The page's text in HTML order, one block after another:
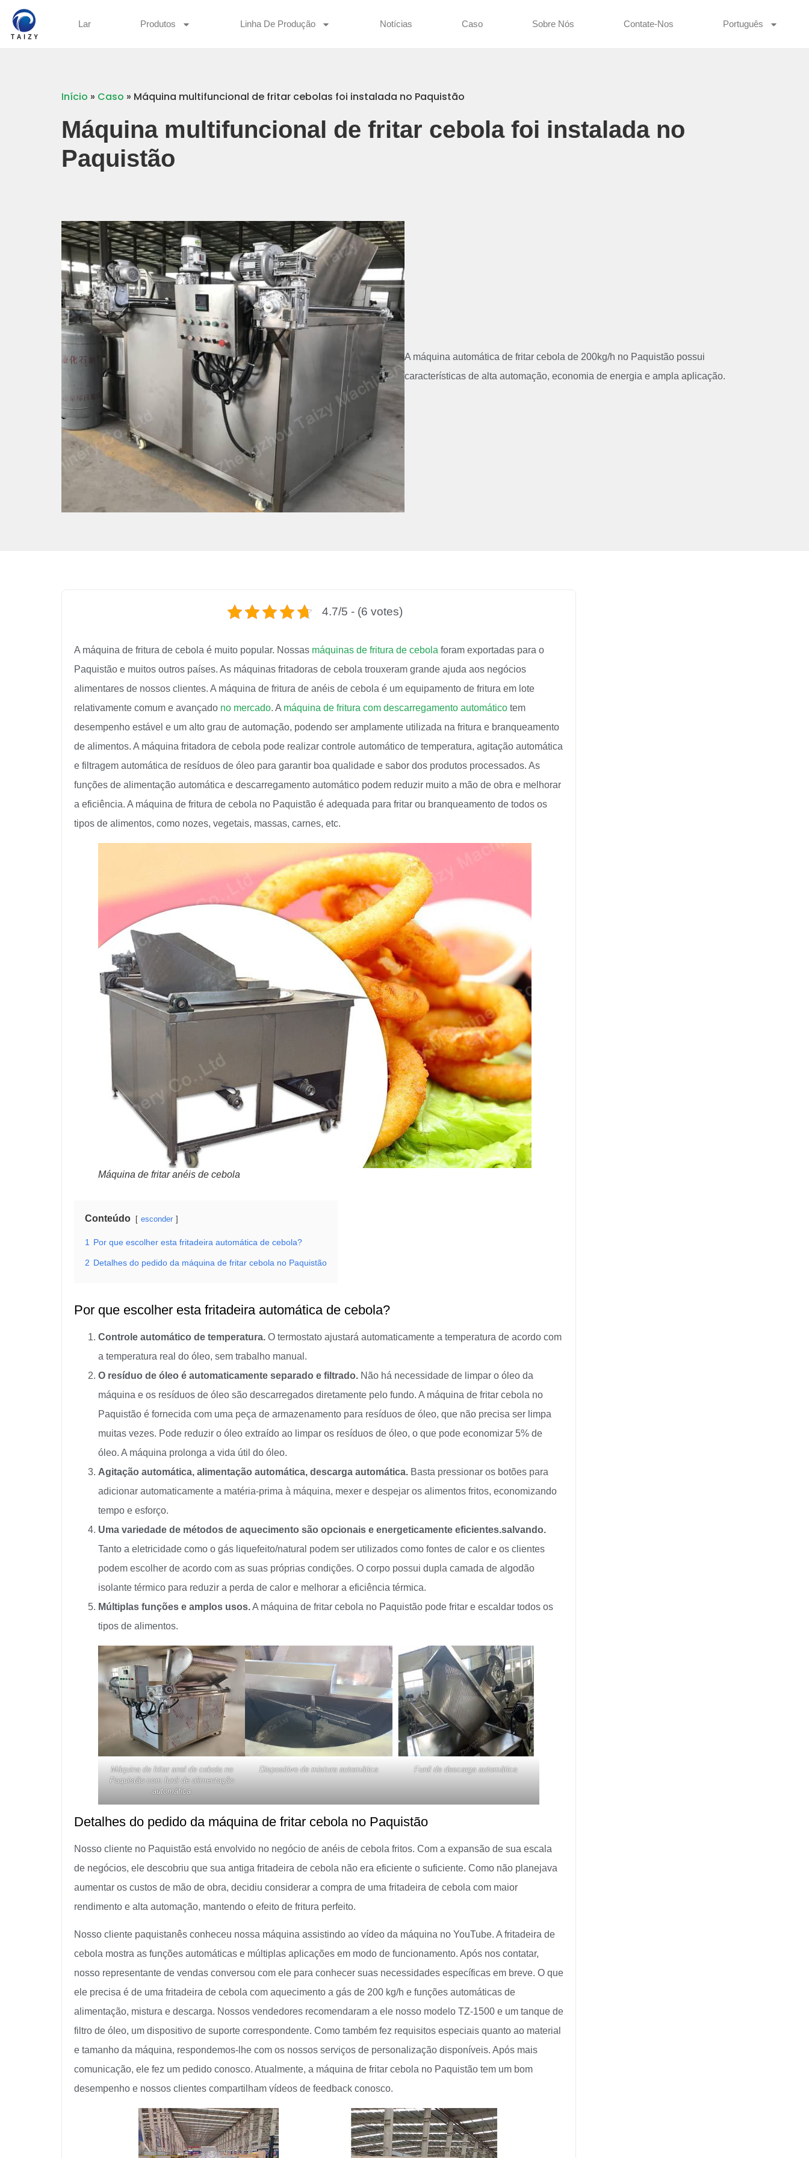
Lar Produtos Linha De Produção Notícias Caso Sobre Nós Contate-Nos Português
Início » Caso » Máquina multifuncional de fritar cebolas foi instalada no Paquistão
Máquina multifuncional de fritar cebola foi instalada no
Paquistão
A máquina automática de fritar cebola de 200kg/h no Paquistão possui
características de alta automação, economia de energia e ampla aplicação.
4.7/5 - (6 votes)
A máquina de fritura de cebola é muito popular. Nossas máquinas de fritura de cebola foram exportadas para o
Paquistão e muitos outros países. As máquinas fritadoras de cebola trouxeram grande ajuda aos negócios
alimentares de nossos clientes. A máquina de fritura de anéis de cebola é um equipamento de fritura em lote
relativamente comum e avançado no mercado. A máquina de fritura com descarregamento automático tem
desempenho estável e um alto grau de automação, podendo ser amplamente utilizada na fritura e branqueamento
de alimentos. A máquina fritadora de cebola pode realizar controle automático de temperatura, agitação automática
e filtragem automática de resíduos de óleo para garantir boa qualidade e sabor dos produtos processados. As
funções de alimentação automática e descarregamento automático podem reduzir muito a mão de obra e melhorar
a eficiência. A máquina de fritura de cebola no Paquistão é adequada para fritar ou branqueamento de todos os
tipos de alimentos, como nozes, vegetais, massas, carnes, etc.
Máquina de fritar anéis de cebola
Conteúdo esconder
1 Por que escolher esta fritadeira automática de cebola?
2 Detalhes do pedido da máquina de fritar cebola no Paquistão
Por que escolher esta fritadeira automática de cebola?
Controle automático de temperatura. O termostato ajustará automaticamente a temperatura de acordo com
a temperatura real do óleo, sem trabalho manual.
O resíduo de óleo é automaticamente separado e filtrado. Não há necessidade de limpar o óleo da
máquina e os resíduos de óleo são descarregados diretamente pelo fundo. A máquina de fritar cebola no
Paquistão é fornecida com uma peça de armazenamento para resíduos de óleo, que não precisa ser limpa
muitas vezes. Pode reduzir o óleo extraído ao limpar os resíduos de óleo, o que pode economizar 5% de
óleo. A máquina prolonga a vida útil do óleo.
Agitação automática, alimentação automática, descarga automática. Basta pressionar os botões para
adicionar automaticamente a matéria-prima à máquina, mexer e despejar os alimentos fritos, economizando
tempo e esforço.
Uma variedade de métodos de aquecimento são opcionais e energeticamente eficientes.salvando.
Tanto a eletricidade como o gás liquefeito/natural podem ser utilizados como fontes de calor e os clientes
podem escolher de acordo com as suas próprias condições. O corpo possui dupla camada de algodão
isolante térmico para reduzir a perda de calor e melhorar a eficiência térmica.
Múltiplas funções e amplos usos.A máquina de fritar cebola no Paquistão pode fritar e escaldar todos os
tipos de alimentos.
Máquina de fritar anel de cebola no
Paquistão com funil de alimentação
automática
Dispositivo de mistura automática Funil de descarga automática
Detalhes do pedido da máquina de fritar cebola no Paquistão
Nosso cliente no Paquistão está envolvido no negócio de anéis de cebola fritos. Com a expansão de sua escala
de negócios, ele descobriu que sua antiga fritadeira de cebola não era eficiente o suficiente. Como não planejava
aumentar os custos de mão de obra, decidiu considerar a compra de uma fritadeira de cebola com maior
rendimento e alta automação, mantendo o efeito de fritura perfeito.
Nosso cliente paquistanês conheceu nossa máquina assistindo ao vídeo da máquina no YouTube. A fritadeira de
cebola mostra as funções automáticas e múltiplas aplicações em modo de funcionamento. Após nos contatar,
nosso representante de vendas conversou com ele para conhecer suas necessidades específicas em breve. O que
ele precisa é de uma fritadeira de cebola com aquecimento a gás de 200 kg/h e funções automáticas de
alimentação, mistura e descarga. Nossos vendedores recomendaram a ele nosso modelo TZ-1500 e um tanque de
filtro de óleo, um dispositivo de suporte correspondente. Como também fez requisitos especiais quanto ao material
e tamanho da máquina, respondemos-lhe com os nossos serviços de personalização disponíveis. Após mais
comunicação, ele fez um pedido conosco. Atualmente, a máquina de fritar cebola no Paquistão tem um bom
desempenho e nossos clientes compartilham vídeos de feedback conosco.